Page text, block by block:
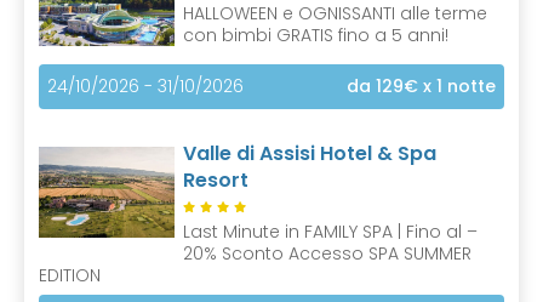
HALLOWEEN e OGNISSANTI alle terme
con bimbi GRATIS fino a 5 anni!
24/10/2026 - 31/10/2026 da 129€ x 1 notte
Valle di Assisi Hotel & Spa
Resort
Last Minute in FAMILY SPA | Fino al –
20% Sconto Accesso SPA SUMMER
EDITION